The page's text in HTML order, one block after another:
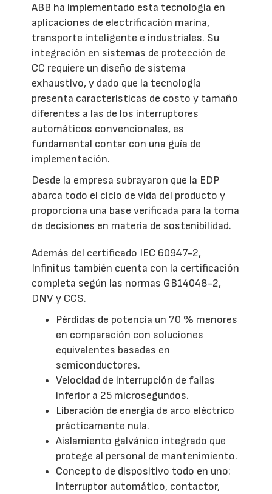
ABB ha implementado esta tecnología en
aplicaciones de electrificación marina,
transporte inteligente e industriales. Su
integración en sistemas de protección de
CC requiere un diseño de sistema
exhaustivo, y dado que la tecnología
presenta características de costo y tamaño
diferentes a las de los interruptores
automáticos convencionales, es
fundamental contar con una guía de
implementación.
Desde la empresa subrayaron que la EDP
abarca todo el ciclo de vida del producto y
proporciona una base verificada para la toma
de decisiones en materia de sostenibilidad.
Además del certificado IEC 60947-2,
Infinitus también cuenta con la certificación
completa según las normas GB14048-2,
DNV y CCS.
Pérdidas de potencia un 70 % menores
en comparación con soluciones
equivalentes basadas en
semiconductores.
Velocidad de interrupción de fallas
inferior a 25 microsegundos.
Liberación de energía de arco eléctrico
prácticamente nula.
Aislamiento galvánico integrado que
protege al personal de mantenimiento.
Concepto de dispositivo todo en uno:
interruptor automático, contactor,